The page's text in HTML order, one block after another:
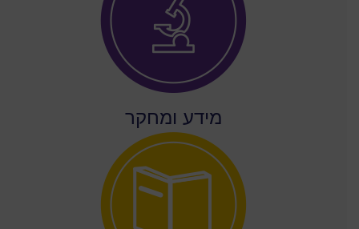
מידע ומחקר